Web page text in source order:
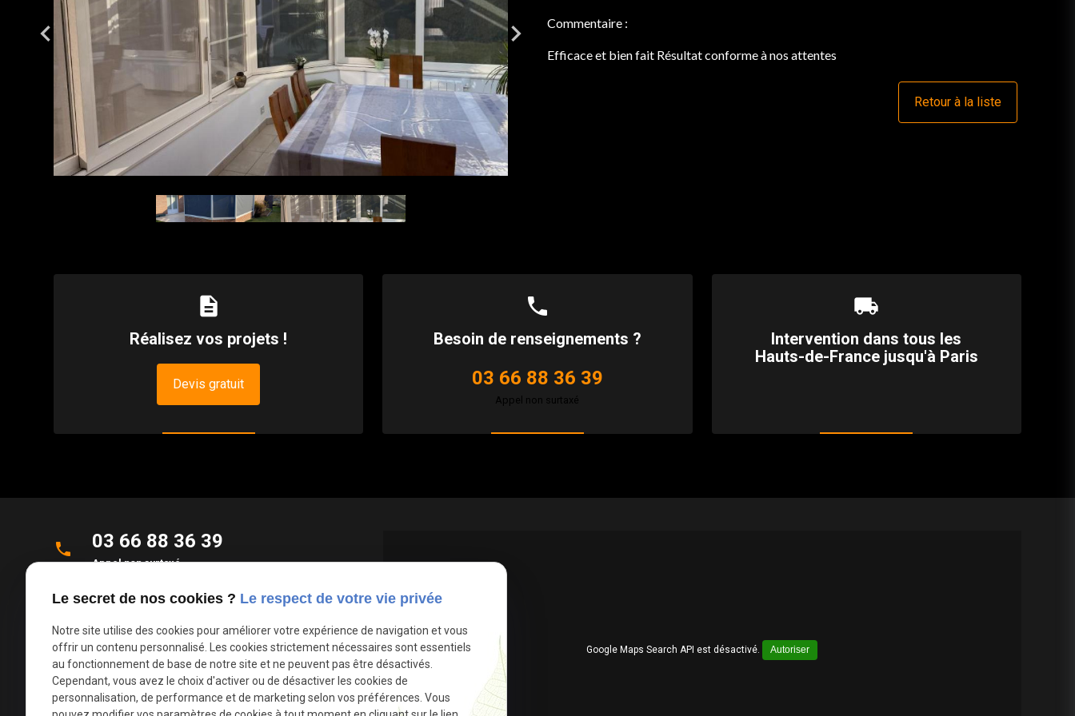
Commentaire :
Efficace et bien fait Résultat conforme à nos attentes
Retour à la liste
description
Réalisez vos projets !
Devis gratuit
phone
Besoin de renseignements ?
03 66 88 36 39
Appel non surtaxé
local_shipping
Intervention dans tous les
Hauts-de-France jusqu'à Paris
phone 03 66 88 36 39
Appel non surtaxé
place
Allée des Roseaux
59270 Bailleul
mail contact@deco-stores.com
Google Maps Search API est désactivé. Autoriser
Le secret de nos cookies ? Le respect de votre vie privée
Notre site utilise des cookies pour améliorer votre expérience de navigation et vous
offrir un contenu personnalisé. Les cookies strictement nécessaires sont essentiels
au fonctionnement de base de notre site et ne peuvent pas être désactivés.
Cependant, vous avez le choix d'activer ou de désactiver les cookies de
personnalisation, de performance et de marketing selon vos préférences. Vous